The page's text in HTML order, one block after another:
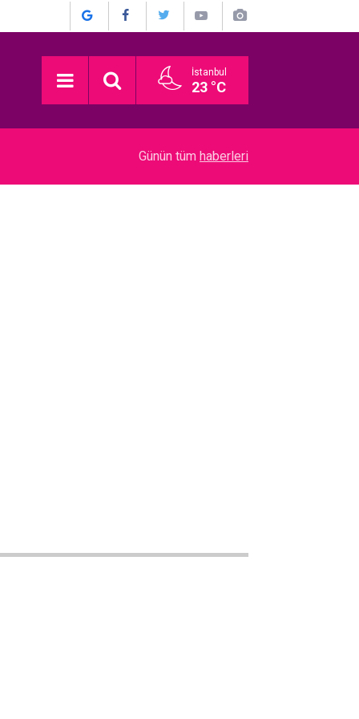
İstanbul
23 °C
Münir Özkul... İŞTE HİÇ KİMSENİN BİLMEDİĞİ
Günün tüm haberleri